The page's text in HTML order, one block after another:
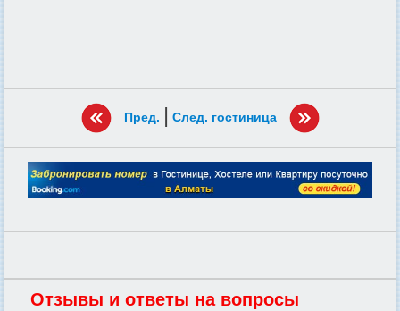
Пред. | След. гостиница
Отзывы и ответы на вопросы